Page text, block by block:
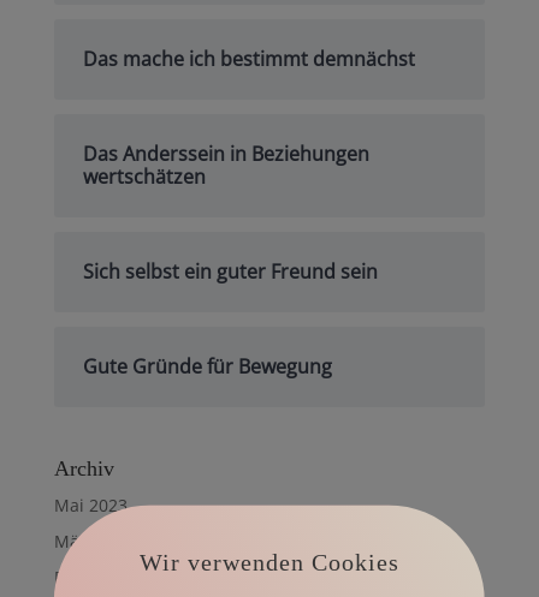
Das mache ich bestimmt demnächst
Das Anderssein in Beziehungen
wertschätzen
Sich selbst ein guter Freund sein
Gute Gründe für Bewegung
Archiv
Mai 2023
März 2023
Februar 2023
Wir verwenden Cookies